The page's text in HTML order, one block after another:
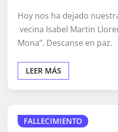
Hoy nos ha dejado
vecina Isabel Martin
Mona”. Descanse en paz.
LEER MÁS
FALLECIMIENTO